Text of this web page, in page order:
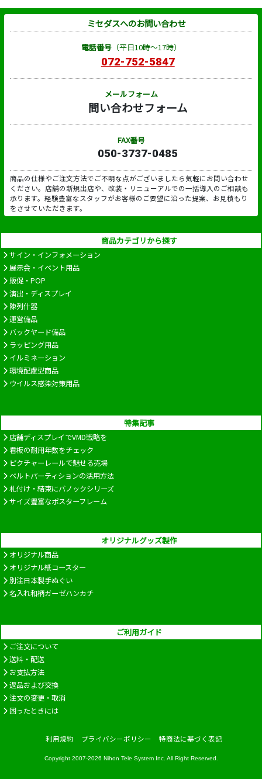
ミセダスへのお問い合わせ
電話番号（平日10時～17時）
072-752-5847
メールフォーム
問い合わせフォーム
FAX番号
050-3737-0485
商品の仕様やご注文方法でご不明な点がございましたら気軽にお問い合わせ
ください。店舗の新規出店や、改装・リニューアルでの一括導入のご相談も
承ります。経験豊富なスタッフがお客様のご要望に沿った提案、お見積もり
をさせていただきます。
商品カテゴリから探す
サイン・インフォメーション
展示会・イベント用品
販促・POP
演出・ディスプレイ
陳列什器
運営備品
バックヤード備品
ラッピング用品
イルミネーション
環境配慮型商品
ウイルス感染対策用品
特集記事
店舗ディスプレイでVMD戦略を
看板の耐用年数をチェック
ピクチャーレールで魅せる売場
ベルトパーティションの活用方法
札付け・結束にバノックシリーズ
サイズ豊富なポスターフレーム
オリジナルグッズ製作
オリジナル商品
オリジナル紙コースター
別注日本製手ぬぐい
名入れ和柄ガーゼハンカチ
ご利用ガイド
ご注文について
送料・配送
お支払方法
返品および交換
注文の変更・取消
困ったときには
利用規約 プライバシーポリシー 特商法に基づく表記
Copyright 2007-2026 Nihon Tele System Inc. All Right Reserved.